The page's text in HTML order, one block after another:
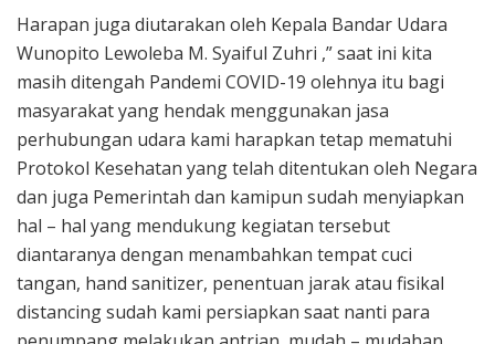
Harapan juga diutarakan oleh Kepala Bandar Udara
Wunopito Lewoleba M. Syaiful Zuhri ,” saat ini kita
masih ditengah Pandemi COVID-19 olehnya itu bagi
masyarakat yang hendak menggunakan jasa
perhubungan udara kami harapkan tetap mematuhi
Protokol Kesehatan yang telah ditentukan oleh Negara
dan juga Pemerintah dan kamipun sudah menyiapkan
hal – hal yang mendukung kegiatan tersebut
diantaranya dengan menambahkan tempat cuci
tangan, hand sanitizer, penentuan jarak atau fisikal
distancing sudah kami persiapkan saat nanti para